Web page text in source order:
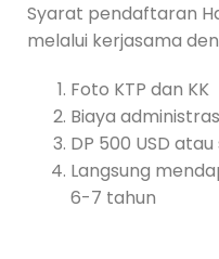
Syarat pendaftaran
melalui kerjasama
Foto KTP dan KK
Biaya
DP 500 USD
Langsung
6-7 tahun